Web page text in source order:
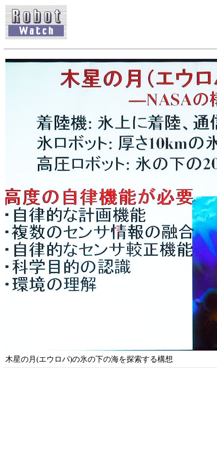
木星の月(エウロパ)の氷の下の海を探索する構想